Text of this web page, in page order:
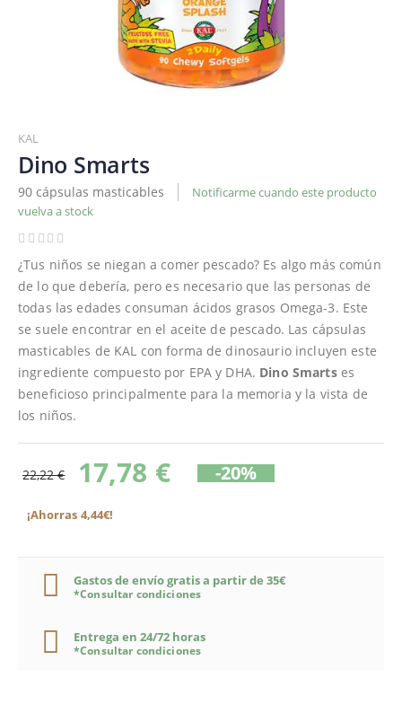
al
comienzo
de
la
galería
de
KAL
Dino Smarts
90 cápsulas masticables
Notificarme cuando este producto
vuelva a stock
¿Tus niños se niegan a comer pescado? Es algo más común
de lo que debería, pero es necesario que las personas de
todas las edades consuman ácidos grasos Omega-3. Este
se suele encontrar en el aceite de pescado. Las cápsulas
masticables de KAL con forma de dinosaurio incluyen este
ingrediente compuesto por EPA y DHA. Dino Smartses
beneficioso principalmente para la memoria y la vista de
los niños.
22,22 € 17,78 € -20%
¡Ahorras 4,44€!
Gastos de envío gratis a partir de 35€
*Consultar condiciones
Entrega en 24/72 horas
*Consultar condiciones